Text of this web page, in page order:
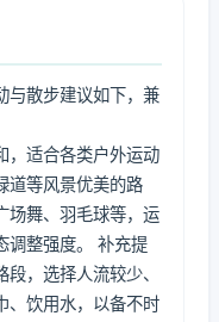
与散步建议如下，兼
，适合各类户外运动
道等风景优美的路
场舞、羽毛球等，运
调整强度。 补充提
，选择人流较少、
、饮用水，以备不时